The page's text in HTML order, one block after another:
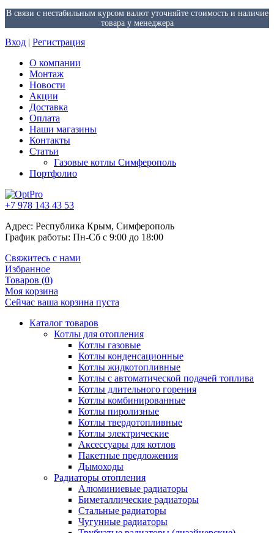
В связи с нестабильным курсом валют уточняйте стоимость и наличие
товара у менеджера
Вход | Регистрация
О компании
Монтаж
Новости
Акции
Доставка
Оплата
Наши магазины
Контакты
Статьи
Газовые котлы Симферополь
Портфолио
+7 978 143 43 53
Адрес: Республика Крым, Симферополь
График работы: Пн-Сб с 9:00 до 18:00
Свяжитесь с нами
Избранное
Товаров (0)
Моя корзина
Сейчас ваша корзина пуста
Каталог товаров
Котлы для отопления
Котлы газовые
Котлы конденсационные
Котлы жидкотопливные
Котлы с автоматической подачей топлива
Котлы длительного горения
Котлы комбинированные
Котлы пиролизные
Котлы твердотопливные
Котлы электрические
Аксессуары для котлов
Пакетные предложения
Дымоходы
Радиаторы отопления
Алюминиевые радиаторы
Биметаллические радиаторы
Стальные радиаторы
Чугунные радиаторы